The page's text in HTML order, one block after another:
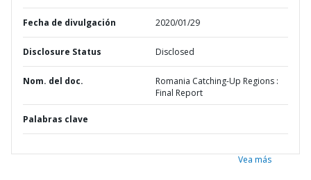
Fecha de divulgación 2020/01/29
Disclosure Status Disclosed
Nom. del doc.
Romania Catching-Up Regions :
Final Report
Palabras clave
Vea más